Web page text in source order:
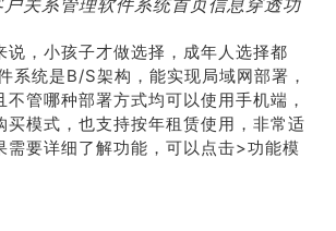
关系管理软件系统首页信息穿透功
说，小孩子才做选择，成年人选择都
系统是B/S架构，能实现局域网部署，
不管哪种部署方式均可以使用手机端，
买模式，也支持按年租赁使用，非常适
需要详细了解功能，可以点击>功能模